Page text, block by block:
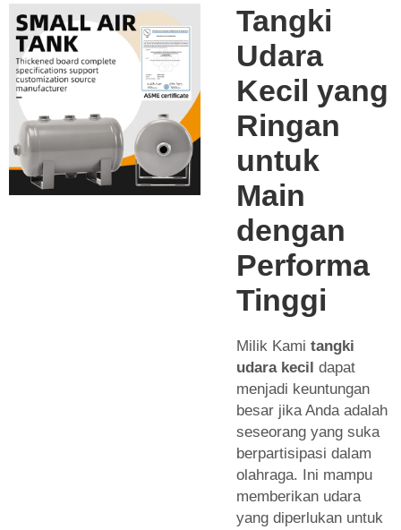
Tangki
Udara
Kecil yang
Ringan
untuk
Main
dengan
Performa
Tinggi
Milik Kami tangki
udara kecil dapat
menjadi keuntungan
besar jika Anda adalah
seseorang yang suka
berpartisipasi dalam
olahraga. Ini mampu
memberikan udara
yang diperlukan untuk